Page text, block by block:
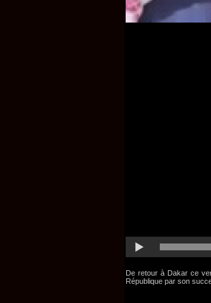
De retour à Dakar ce
République par son